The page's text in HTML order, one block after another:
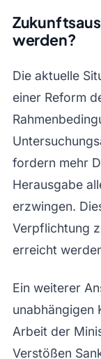
werden?
Die aktuelle
einer Reform
fordern mehr
Herausgabe
erzwingen.
Verpflichtung
erreicht
Ein weiterer
unabhängigen
Arbeit der
Verstößen